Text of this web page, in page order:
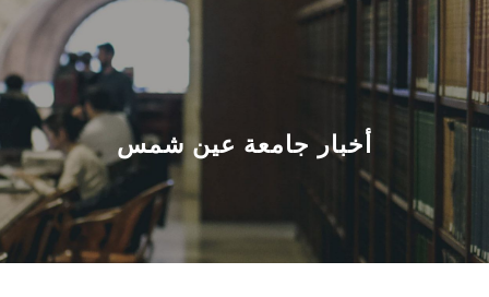
الرئيسيـة
عن الجامعة
القطاعـات
الشئون الأكاديمية
البحث العلمي
أخبار جامعة عين شمس